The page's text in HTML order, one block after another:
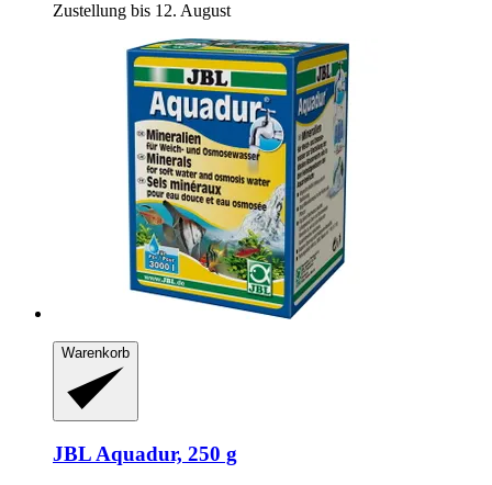
Zustellung bis 12. August
Warenkorb
JBL Aquadur, 250 g